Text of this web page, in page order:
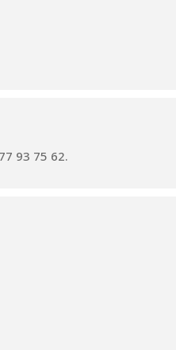
93 75 62.